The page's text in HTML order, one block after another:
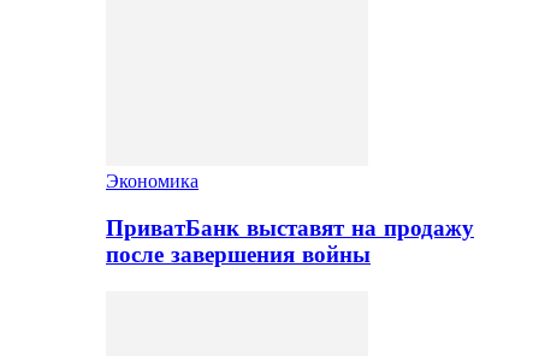
Экономика
ПриватБанк выставят на продажу
после завершения войны